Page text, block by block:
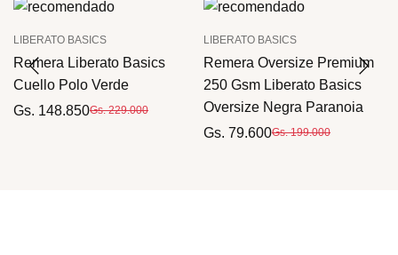
LIBERATO BASICS
Remera Liberato Basics
Cuello Polo Verde
Gs. 148.850Gs. 229.000
LIBERATO BASICS
Remera Oversize Premium
250 Gsm Liberato Basics
Oversize Negra Paranoia
Gs. 79.600Gs. 199.000